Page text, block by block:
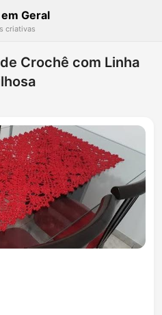
Geral
criativas
Crochê com Linha